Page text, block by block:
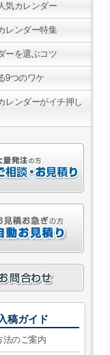
気カレンダー
レンダー特集
ーを選ぶコツ
9つのワケ
レンダーがイチ押し
入稿ガイド
法のご案内